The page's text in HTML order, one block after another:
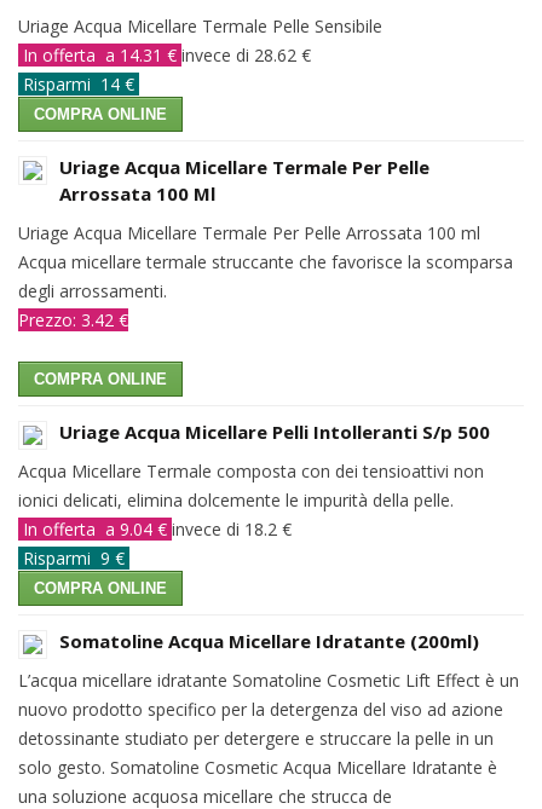
Uriage Acqua Micellare Termale Pelle Sensibile
In offerta a 14.31 € invece di 28.62 €
Risparmi 14 €
COMPRA ONLINE
Uriage Acqua Micellare Termale Per Pelle
Arrossata 100 Ml
Uriage Acqua Micellare Termale Per Pelle Arrossata 100 ml
Acqua micellare termale struccante che favorisce la scomparsa
degli arrossamenti.
Prezzo: 3.42 €
COMPRA ONLINE
Uriage Acqua Micellare Pelli Intolleranti S/p 500
Acqua Micellare Termale composta con dei tensioattivi non
ionici delicati, elimina dolcemente le impurità della pelle.
In offerta a 9.04 € invece di 18.2 €
Risparmi 9 €
COMPRA ONLINE
Somatoline Acqua Micellare Idratante (200ml)
L’acqua micellare idratante Somatoline Cosmetic Lift Effect è un
nuovo prodotto specifico per la detergenza del viso ad azione
detossinante studiato per detergere e struccare la pelle in un
solo gesto. Somatoline Cosmetic Acqua Micellare Idratante è
una soluzione acquosa micellare che strucca de